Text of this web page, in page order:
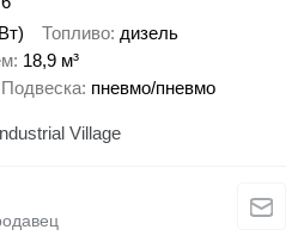
Топливо дизель
18,9 м³
Подвеска пневмо/пневмо
Village